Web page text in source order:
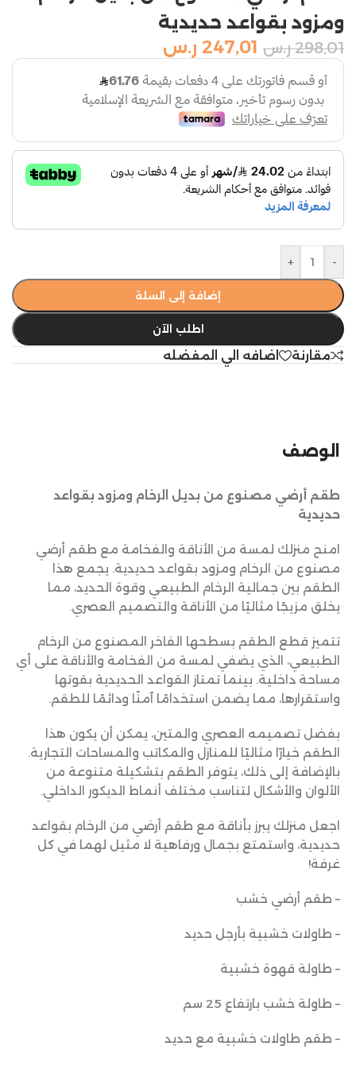
ومزود بقواعد حديدية
298,01 ر.س 247,01 ر.س
-
+
إضافة إلى السلة
اطلب الآن
مقارنة اضافه الي المفضله
الوصف
طقم أرضي مصنوع من بديل الرخام ومزود بقواعد
حديدية
امنح منزلك لمسة من الأناقة والفخامة مع طقم أرضي
مصنوع من الرخام ومزود بقواعد حديدية. يجمع هذا
الطقم بين جمالية الرخام الطبيعي وقوة الحديد، مما
يخلق مزيجًا مثاليًا من الأناقة والتصميم العصري.
تتميز قطع الطقم بسطحها الفاخر المصنوع من الرخام
الطبيعي، الذي يضفي لمسة من الفخامة والأناقة على أي
مساحة داخلية. بينما تمتاز القواعد الحديدية بقوتها
واستقرارها، مما يضمن استخدامًا آمنًا ودائمًا للطقم.
بفضل تصميمه العصري والمتين، يمكن أن يكون هذا
الطقم خيارًا مثاليًا للمنازل والمكاتب والمساحات التجارية.
بالإضافة إلى ذلك، يتوفر الطقم بتشكيلة متنوعة من
الألوان والأشكال لتناسب مختلف أنماط الديكور الداخلي.
اجعل منزلك يبرز بأناقة مع طقم أرضي من الرخام بقواعد
حديدية، واستمتع بجمال ورفاهية لا مثيل لهما في كل
غرفة!
– طقم أرضي خشب
– طاولات خشبية بأرجل حديد
– طاولة قهوة خشبية
– طاولة خشب بارتفاع 25 سم
– طقم طاولات خشبية مع حديد